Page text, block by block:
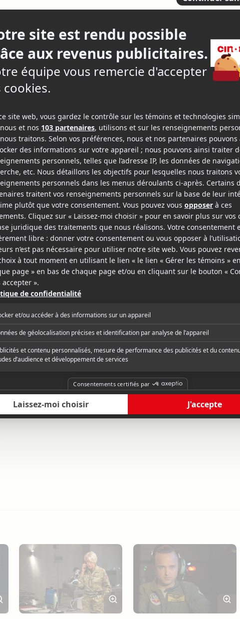
aux pains
Lepage-Boily
5
loin des produits infantilisants hyper-
qui ne cessent de polluer nos
ou encore de la voie va-t-en-guerre
Michael Bay et son patriotisme aveugle,
coulisses du pouvoir militaro-politique dans
des décisions terribles sont prises; la
d'une maison abritant des futurs
justifie-t-elle par exemple la mort
de vies innocentes alentour ? À cette
Hood répond par un thriller captivant.
Rolling Stone
« Helen Mirren and
merits of drone